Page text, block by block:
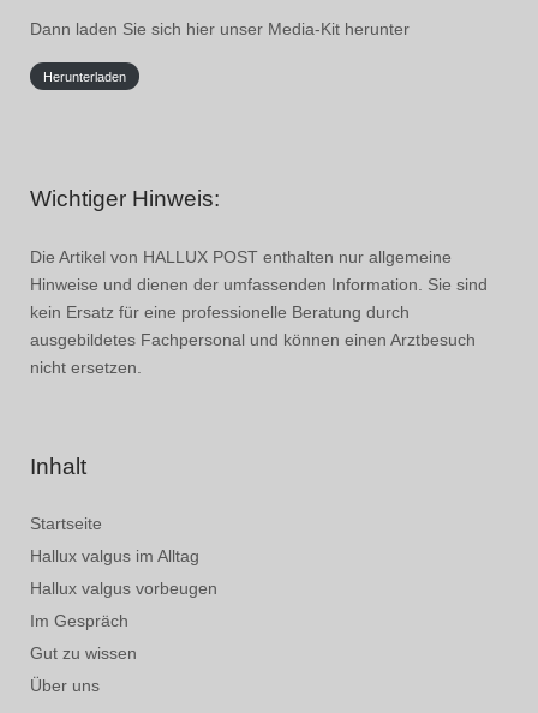
Dann laden Sie sich hier unser Media-Kit herunter
Herunterladen
Wichtiger Hinweis:
Die Artikel von HALLUX POST enthalten nur allgemeine
Hinweise und dienen der umfassenden Information. Sie sind
kein Ersatz für eine professionelle Beratung durch
ausgebildetes Fachpersonal und können einen Arztbesuch
nicht ersetzen.
Inhalt
Startseite
Hallux valgus im Alltag
Hallux valgus vorbeugen
Im Gespräch
Gut zu wissen
Über uns